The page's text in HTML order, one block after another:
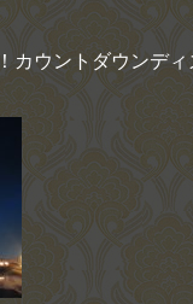
カウントダウンディ